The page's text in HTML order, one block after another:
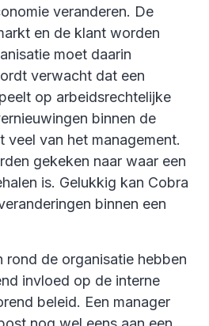
veranderen. De
en de klant worden
moet daarin
verwacht dat een
op arbeidsrechtelijke
binnen de
veel van het management.
gekeken naar waar een
is. Gelukkig kan Cobra
binnen een
rond de organisatie hebben
invloed op de interne
beleid. Een manager